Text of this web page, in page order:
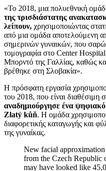
«Το 2018, μια πολυεθνική
της τρισδιάστατης
λείπουν, χρησιμοποιώντας
από μια ομάδα αποτελούμενη
σημερινών γυναικών, που
τομογραφία στο Center
Μπορντό της Γαλλίας, καθώς
βρέθηκε στη Σλοβακία».
Η πρόσφατη εργασία
του 2018, που είναι διαθέσιμη
αναδημιούργησε ένα
Zlatý kůň. Η ομάδα
διαφορετικής καταγωγής και
της γυναίκας.
New facial
from the Czech Republic
may have looked like